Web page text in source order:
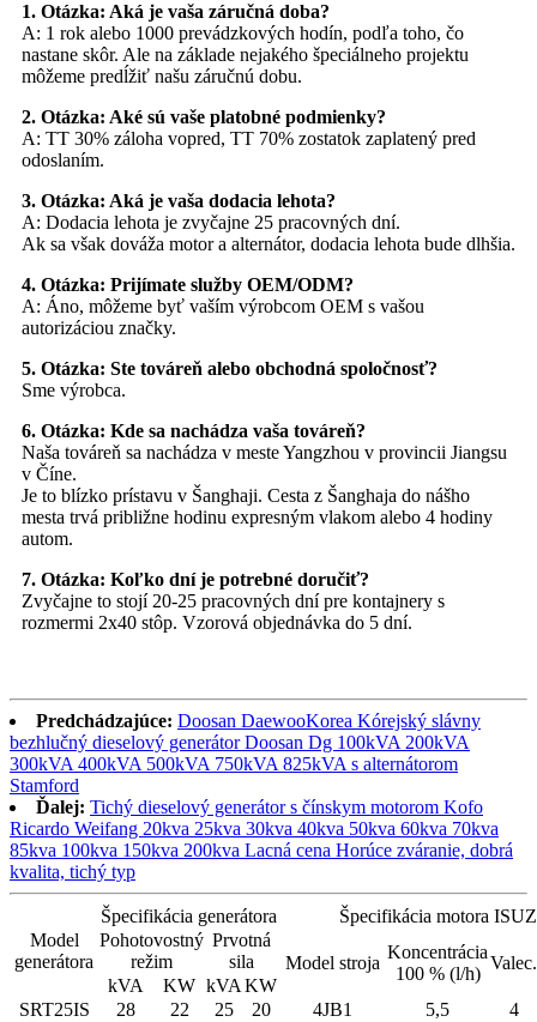
1. Otázka: Aká je vaša záručná doba?
A: 1 rok alebo 1000 prevádzkových hodín, podľa toho, čo
nastane skôr. Ale na základe nejakého špeciálneho projektu
môžeme predĺžiť našu záručnú dobu.
2. Otázka: Aké sú vaše platobné podmienky?
A: TT 30% záloha vopred, TT 70% zostatok zaplatený pred
odoslaním.
3. Otázka: Aká je vaša dodacia lehota?
A: Dodacia lehota je zvyčajne 25 pracovných dní.
Ak sa však dováža motor a alternátor, dodacia lehota bude dlhšia.
4. Otázka: Prijímate služby OEM/ODM?
A: Áno, môžeme byť vaším výrobcom OEM s vašou
autorizáciou značky.
5. Otázka: Ste továreň alebo obchodná spoločnosť?
Sme výrobca.
6. Otázka: Kde sa nachádza vaša továreň?
Naša továreň sa nachádza v meste Yangzhou v provincii Jiangsu
v Číne.
Je to blízko prístavu v Šanghaji. Cesta z Šanghaja do nášho
mesta trvá približne hodinu expresným vlakom alebo 4 hodiny
autom.
7. Otázka: Koľko dní je potrebné doručiť?
Zvyčajne to stojí 20-25 pracovných dní pre kontajnery s
rozmermi 2x40 stôp. Vzorová objednávka do 5 dní.
Predchádzajúce: Doosan DaewooKorea Kórejský slávny
bezhlučný dieselový generátor Doosan Dg 100kVA 200kVA
300kVA 400kVA 500kVA 750kVA 825kVA s alternátorom
Stamford
Ďalej: Tichý dieselový generátor s čínskym motorom Kofo
Ricardo Weifang 20kva 25kva 30kva 40kva 50kva 60kva 70kva
85kva 100kva 150kva 200kva Lacná cena Horúce zváranie, dobrá
kvalita, tichý typ
Model
generátora
Špecifikácia generátora
Špecifikácia motora
Pohotovostný
režim
Prvotná
sila
Model stroja
Koncentrácia
100 % (l/h)
Valec.
kVA
KW kVA KW
SRT25IS
28 22 25 20 4JB1 5,5
4